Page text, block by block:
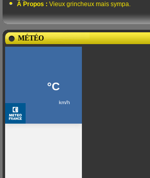
À Propos : Vieux grincheux mais sympa.
MÉTÉO